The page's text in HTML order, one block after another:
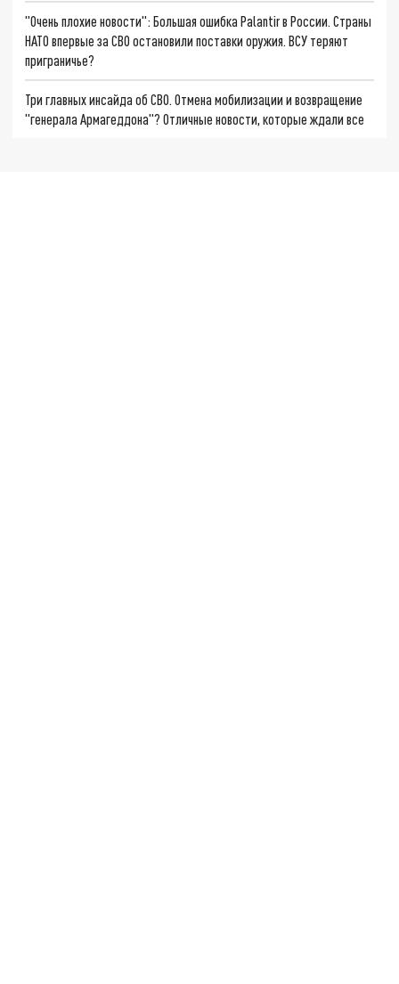
"Очень плохие новости": Большая ошибка Palantir в России. Страны
НАТО впервые за СВО остановили поставки оружия. ВСУ теряют
приграничье?
Три главных инсайда об СВО. Отмена мобилизации и возвращение
"генерала Армагеддона"? Отличные новости, которые ждали все